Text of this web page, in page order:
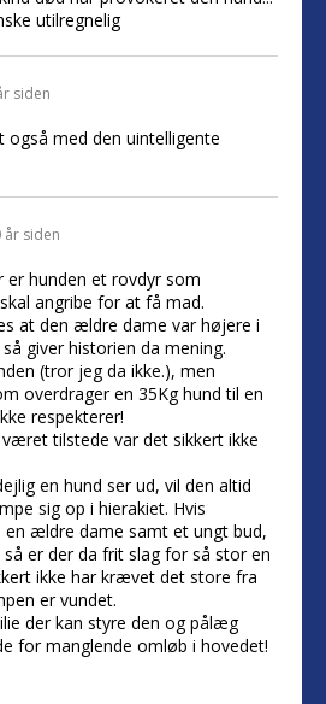
utilregnelig
siden
også med den uintelligente
år siden
er hunden et rovdyr som
angribe for at få mad.
at den ældre dame var højere i
giver historien da mening.
(tror jeg da ikke.), men
overdrager en 35Kg hund til en
respekterer!
tilstede var det sikkert ikke
en hund ser ud, vil den altid
sig op i hierakiet. Hvis
en ældre dame samt et ungt bud,
er der da frit slag for så stor en
ikke har krævet det store fra
er vundet.
der kan styre den og pålæg
for manglende omløb i hovedet!